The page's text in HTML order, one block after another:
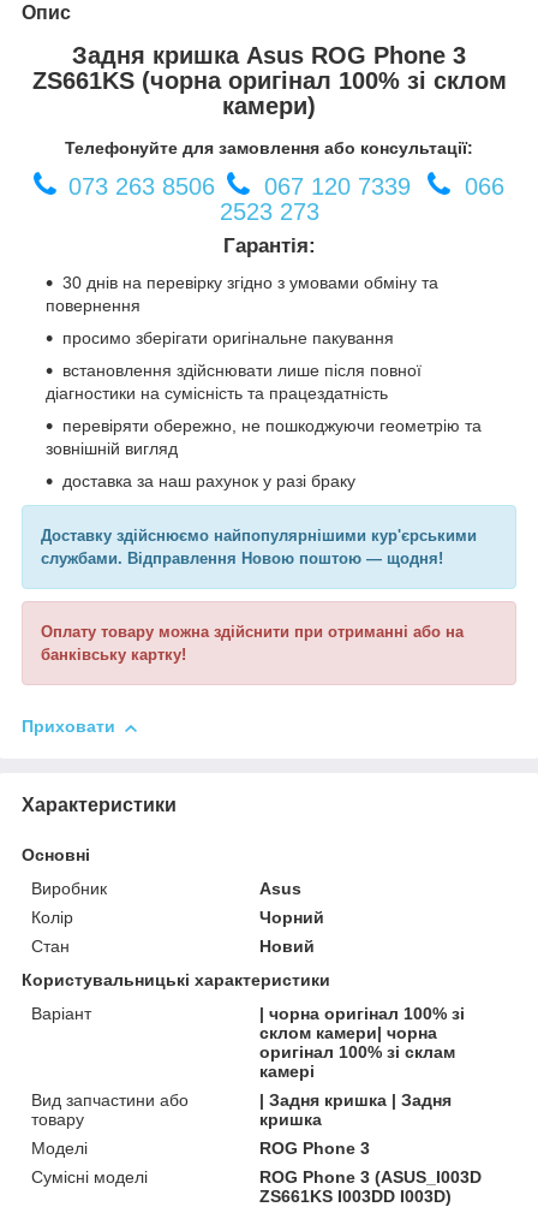
Опис
Задня кришка Asus ROG Phone 3
ZS661KS (чорна оригінал 100% зі склом
камери)
Телефонуйте для замовлення або консультації:
073 263 8506 067 120 7339
066
2523 273
Гарантія:
30 днів на перевірку згідно з умовами обміну та
повернення
просимо зберігати оригінальне пакування
встановлення здійснювати лише після повної
діагностики на сумісність та працездатність
перевіряти обережно, не пошкоджуючи геометрію та
зовнішній вигляд
доставка за наш рахунок у разі браку
Доставку здійснюємо найпопулярнішими кур'єрськими
службами. Відправлення Новою поштою — щодня!
Оплату товару можна здійснити при отриманні або на
банківську картку!
Приховати
Характеристики
Основні
Виробник
Asus
Колір
Чорний
Стан
Новий
Користувальницькі характеристики
Варіант
| чорна оригінал 100% зі
склом камери| чорна
оригінал 100% зі склам
камері
Вид запчастини або
товару
| Задня кришка | Задня
кришка
Моделі
ROG Phone 3
Сумісні моделі
ROG Phone 3 (ASUS_I003D
ZS661KS I003DD I003D)